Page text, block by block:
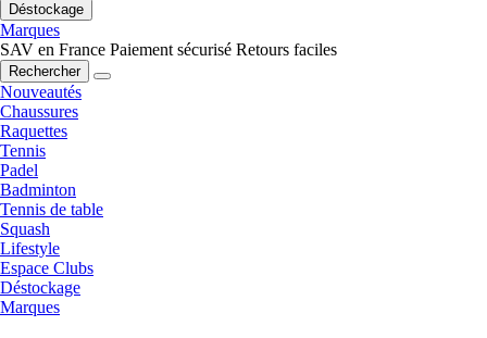
Déstockage
Marques
SAV en France Paiement sécurisé Retours faciles
Rechercher
Nouveautés
Chaussures
Raquettes
Tennis
Padel
Badminton
Tennis de table
Squash
Lifestyle
Espace Clubs
Déstockage
Marques